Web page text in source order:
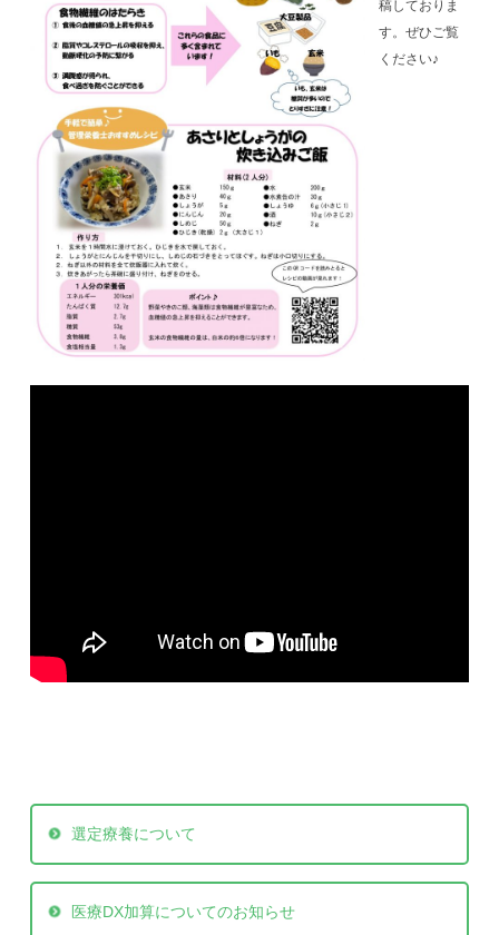
稿しておりま
す。ぜひご覧
ください♪
選定療養について
医療DX加算についてのお知らせ